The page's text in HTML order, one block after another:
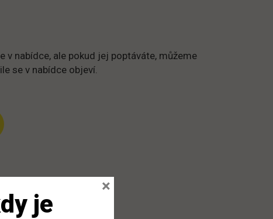
v nabídce, ale pokud jej poptáváte, můžeme
se v nabídce objeví.
je
×